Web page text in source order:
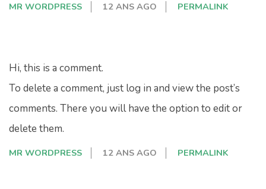
MR WORDPRESS 12 ANS AGO PERMALINK
Hi, this is a comment.
To delete a comment, just log in and view the post’s
comments. There you will have the option to edit or
delete them.
MR WORDPRESS 12 ANS AGO PERMALINK